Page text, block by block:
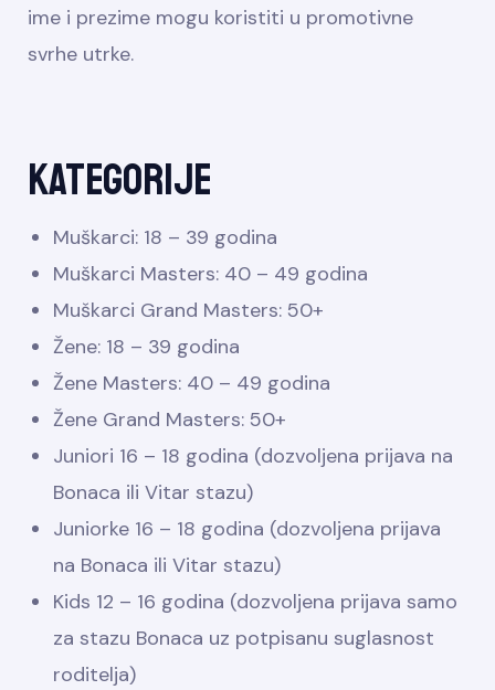
ime i prezime mogu koristiti u promotivne
svrhe utrke.
Kategorije
Muškarci: 18 – 39 godina
Muškarci Masters: 40 – 49 godina
Muškarci Grand Masters: 50+
Žene: 18 – 39 godina
Žene Masters: 40 – 49 godina
Žene Grand Masters: 50+
Juniori 16 – 18 godina (dozvoljena prijava na
Bonaca ili Vitar stazu)
Juniorke 16 – 18 godina (dozvoljena prijava
na Bonaca ili Vitar stazu)
Kids 12 – 16 godina (dozvoljena prijava samo
za stazu Bonaca uz potpisanu suglasnost
roditelja)